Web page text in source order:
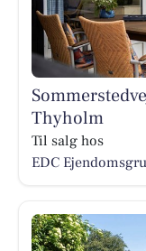
Thyholm
Til salg hos
EDC